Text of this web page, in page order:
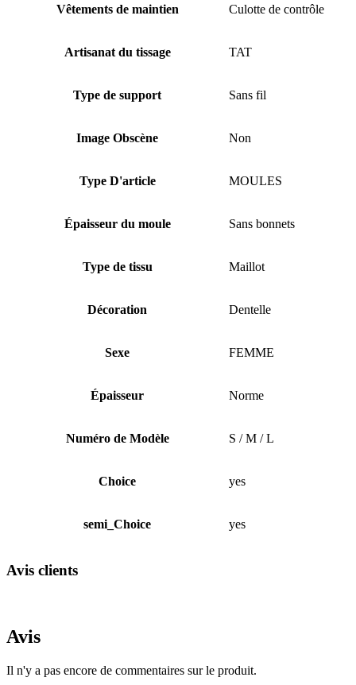
Vêtements de maintien Culotte de contrôle
Artisanat du tissage TAT
Type de support Sans fil
Image Obscène Non
Type D'article MOULES
Épaisseur du moule Sans bonnets
Type de tissu Maillot
Décoration Dentelle
Sexe FEMME
Épaisseur Norme
Numéro de Modèle S / M / L
Choice yes
semi_Choice yes
Avis clients
Avis
Il n'y a pas encore de commentaires sur le produit.